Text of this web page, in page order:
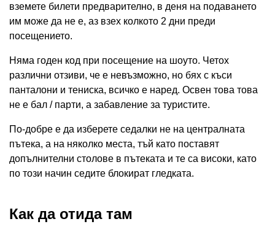
вземете билети предварително, в деня на подаването
им може да не е, аз взех колкото 2 дни преди
посещението.
Няма годен код при посещение на шоуто. Четох
различни отзиви, че е невъзможно, но бях с къси
панталони и тениска, всичко е наред. Освен това това
не е бал / парти, а забавление за туристите.
По-добре е да изберете седалки не на централната
пътека, а на няколко места, тъй като поставят
допълнителни столове в пътеката и те са високи, като
по този начин седите блокират гледката.
Как да отида там